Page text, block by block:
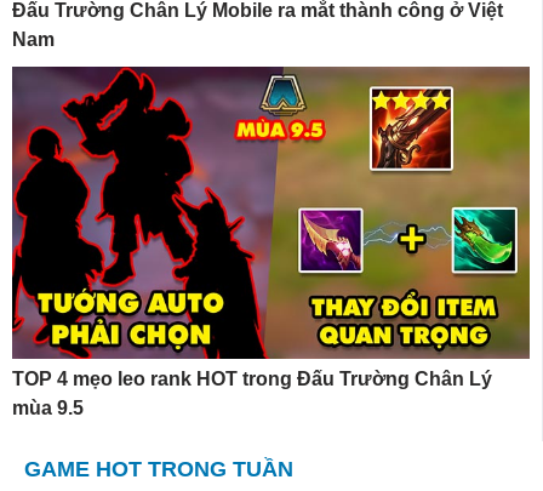
Đấu Trường Chân Lý Mobile ra mắt thành công ở Việt
Nam
TOP 4 mẹo leo rank HOT trong Đấu Trường Chân Lý
mùa 9.5
GAME HOT TRONG TUẦN